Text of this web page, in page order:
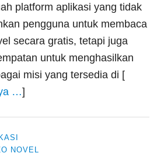
platform aplikasi yang tidak
pengguna untuk membaca
secara gratis, tetapi juga
untuk menghasilkan
misi yang tersedia di [
…]
NOVEL